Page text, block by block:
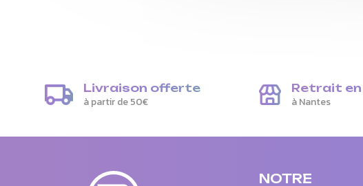
Livraison offerte
à partir de 50€
Retrait
à Nantes
NOTRE